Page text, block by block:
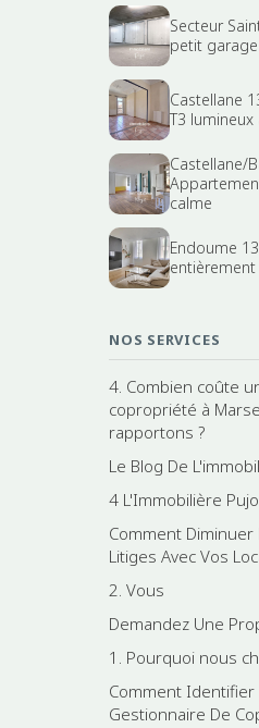
Secteur
petit
Castellane
T3
Castellane/
calme
Endoume
NOS SERVICES
4. Combien coûte
copropriété à
rapportons ?
Le Blog De
4 L'Immobilière
Comment Diminuer
Litiges Avec Vos
2. Vous
Demandez Une
1. Pourquoi nous
Comment Identifier
Gestionnaire De